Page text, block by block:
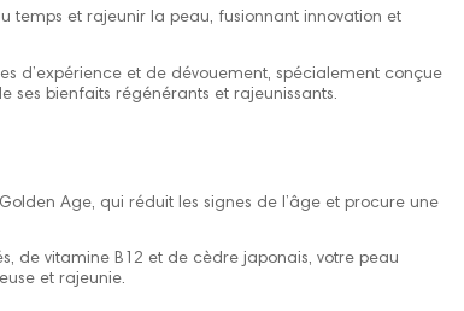
temps et rajeunir la peau, fusionnant innovation et
d’expérience et de dévouement, spécialement conçue
ses bienfaits régénérants et rajeunissants.
Age, qui réduit les signes de l’âge et procure une
de vitamine B12 et de cèdre japonais, votre peau
et rajeunie.